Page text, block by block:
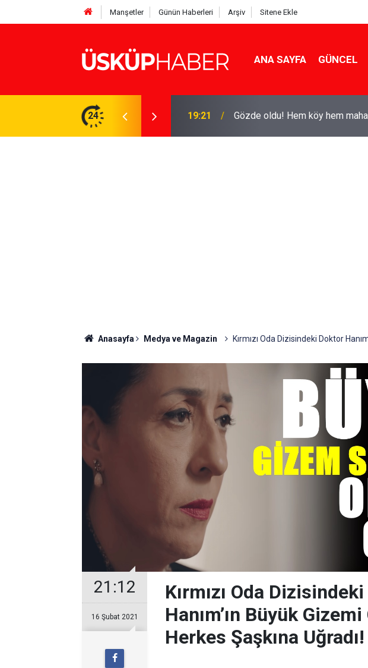
Manşetler Günün Haberleri Arşiv Sitene Ekle
ANA SAYFA GÜNCEL
24 19:21 Gözde oldu! Hem köy hem
Anasayfa Medya ve Magazin Kırmızı Oda Dizisindeki Doktor
21:12
16 Şubat 2021
Kırmızı Oda
Hanım’ın Büyük
Herkes Şaşkına Uğradı!